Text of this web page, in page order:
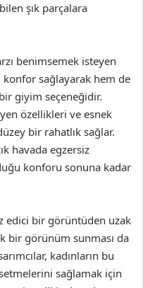
şık parçalara
benimsemek isteyen
konfor sağlayarak hem de
giyim seçeneğidir.
özellikleri ve esnek
bir rahatlık sağlar.
havada egzersiz
konforu sonuna kadar
edici bir görüntüden uzak
bir görünüm sunması da
kadınların bu
sağlamak için